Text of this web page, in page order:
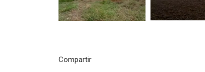
Compartir